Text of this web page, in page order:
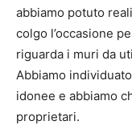
abbiamo potuto
colgo l’occasione
riguarda i muri da
Abbiamo
idonee e abbiamo
proprietari.